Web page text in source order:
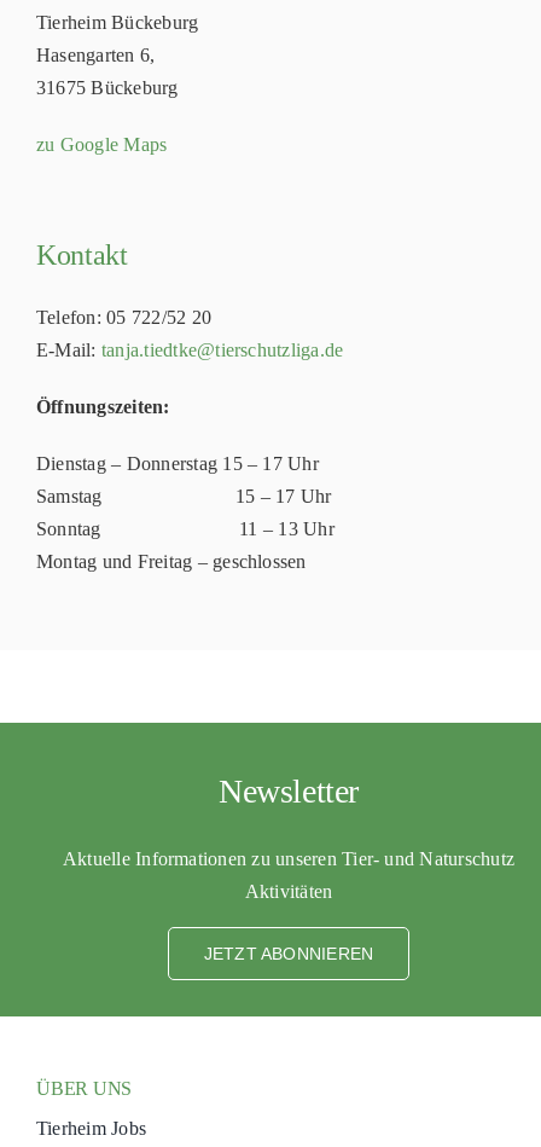
Tierheim Bückeburg
Hasengarten 6,
31675 Bückeburg
zu Google Maps
Kontakt
Telefon: 05 722/52 20
E-Mail: tanja.tiedtke@tierschutzliga.de
Öffnungszeiten:
Dienstag – Donnerstag 15 – 17 Uhr
Samstag 15 – 17 Uhr
Sonntag 11 – 13 Uhr
Montag und Freitag – geschlossen
Newsletter
Aktuelle Informationen zu unseren Tier- und Naturschutz
Aktivitäten
JETZT ABONNIEREN
ÜBER UNS
Tierheim Jobs